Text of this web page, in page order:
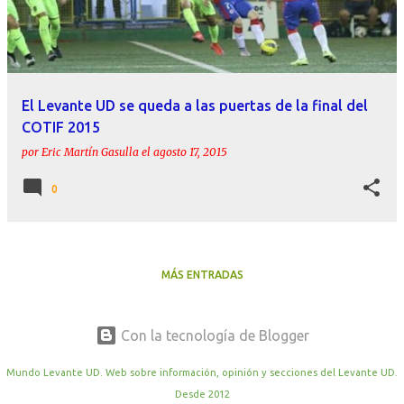
r
a
d
El Levante UD se queda a las puertas de la final del
COTIF 2015
por Eric Martín Gasulla el agosto 17, 2015
0
MÁS ENTRADAS
Con la tecnología de Blogger
Mundo Levante UD. Web sobre información, opinión y secciones del Levante UD.
Desde 2012